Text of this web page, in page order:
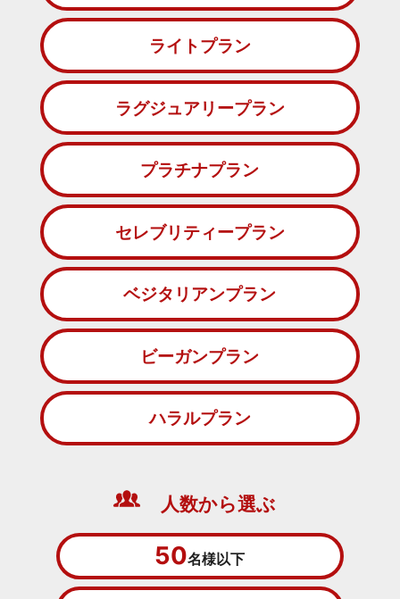
ライトプラン
ラグジュアリープラン
プラチナプラン
セレブリティープラン
ベジタリアンプラン
ビーガンプラン
ハラルプラン
人数から選ぶ
50名様以下